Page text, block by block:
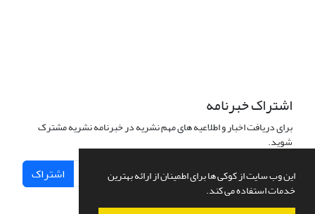
این وب سایت از کوکی ها برای اطمینان از ارائه بهترین
خدمات استفاده می کند.
اشتراک خبرنامه
برای دریافت اخبار و اطلاعیه های مهم نشریه در خبرنامه نشریه مشترک
شوید.
اشتراک